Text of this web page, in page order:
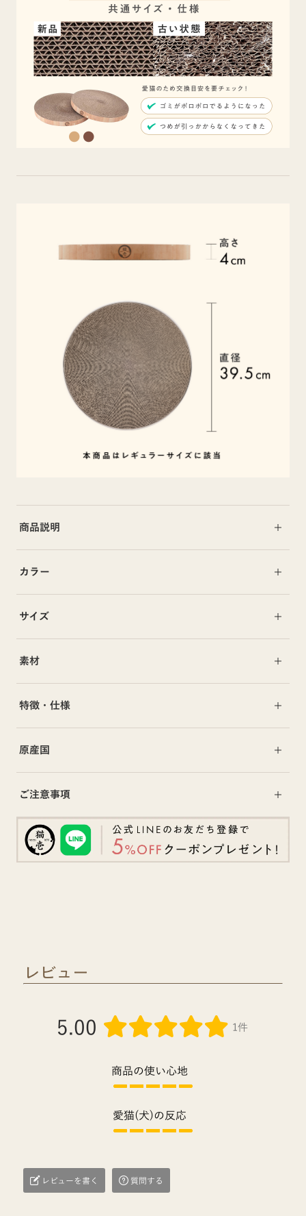
商品説明
カラー
サイズ
素材
特徴・仕様
原産国
ご注意事項
レビュー
5.00 1件
商品の使い心地
愛猫(犬)の反応
レビューを書く 質問する